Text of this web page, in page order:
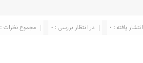
مجموع نظرات : 0 در انتظار بررسی : 0 انتشار یافته : 0